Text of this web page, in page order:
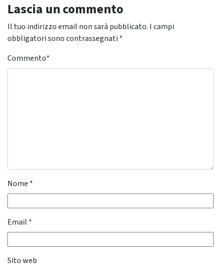
Lascia un commento
Il tuo indirizzo email non sarà pubblicato. I campi
obbligatori sono contrassegnati *
Commento*
Nome *
Email *
Sito web